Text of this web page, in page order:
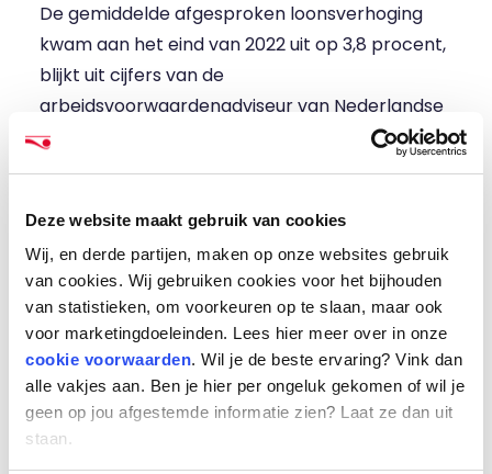
Deze website maakt gebruik van cookies
Wij, en derde partijen, maken op onze websites gebruik
van cookies. Wij gebruiken cookies voor het bijhouden
van statistieken, om voorkeuren op te slaan, maar ook
voor marketingdoeleinden. Lees hier meer over in onze
cookie voorwaarden. Wil je de beste ervaring? Vink dan
alle vakjes aan. Ben je hier per ongeluk gekomen of wil je
geen op jou afgestemde informatie zien? Laat ze dan uit
staan.
De gemiddelde afgesproken loonsverhoging
kwam aan het eind van 2022 uit op 3,8 procent,
blijkt uit cijfers van de
arbeidsvoorwaardenadviseur van Nederlandse
werkgevers AWVN
professionals in dienst van detacheerders lag
Detacheerders beduidend hoger, zij deelden
een gemiddelde tariefstijging van zeven
procentom de actuele inflatie door te
berekenen. De inhuurdata van HeadFirst Group
komt overeen met de AWVN-cijfers.
Professionals die in 2022 aan een nieuwe
opdracht zijn gestart ervaarden een stijging
van 3,8 procent ten opzichte van het jaar